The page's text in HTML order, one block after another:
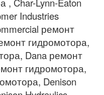
Industries
ремонт
гидромотора,
Dana ремонт
гидромотора,
Denison